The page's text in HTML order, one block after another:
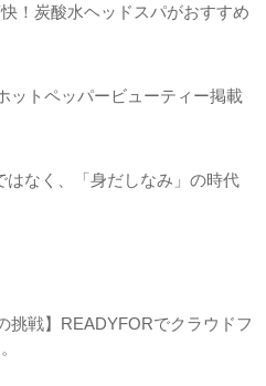
！炭酸水ヘッドスパがおすすめ
ットペッパービューティー掲載
はなく、「身だしなみ」の時代
挑戦】READYFORでクラウドフ